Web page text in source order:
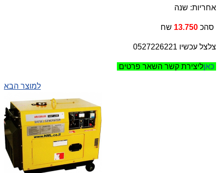
אחריות: שנה
סהכ 13.750
צלצל עכשיו 0527226221
ליצירת קשר השאר פרטיםכאן
למוצר הבא